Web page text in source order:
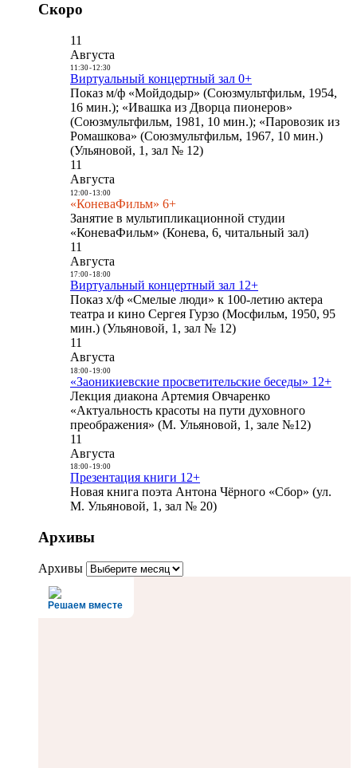
Скоро
11
Августа
11:30- 12:30
Виртуальный концертный зал 0+
Показ м/ф «Мойдодыр» (Союзмультфильм, 1954,
16 мин.); «Ивашка из Дворца пионеров»
(Союзмультфильм, 1981, 10 мин.); «Паровозик из
Ромашкова» (Союзмультфильм, 1967, 10 мин.)
(Ульяновой, 1, зал № 12)
11
Августа
12:00- 13:00
«КоневаФильм» 6+
Занятие в мультипликационной студии
«КоневаФильм» (Конева, 6, читальный зал)
11
Августа
17:00- 18:00
Виртуальный концертный зал 12+
Показ х/ф «Смелые люди» к 100-летию актера
театра и кино Сергея Гурзо (Мосфильм, 1950, 95
мин.) (Ульяновой, 1, зал № 12)
11
Августа
18:00- 19:00
«Заоникиевские просветительские беседы» 12+
Лекция диакона Артемия Овчаренко
«Актуальность красоты на пути духовного
преображения» (М. Ульяновой, 1, зале №12)
11
Августа
18:00- 19:00
Презентация книги 12+
Новая книга поэта Антона Чёрного «Сбор» (ул.
М. Ульяновой, 1, зал № 20)
Архивы
Архивы
Решаем вместе